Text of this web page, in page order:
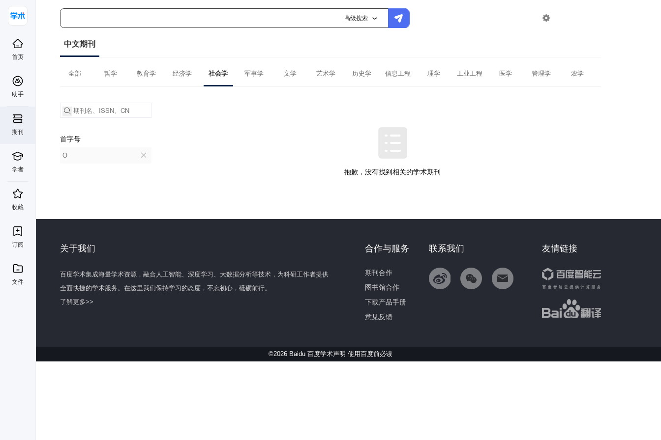
高级搜索 
首页
助手
期刊
学者
收藏
订阅
文件
中文期刊
全部 哲学 教育学 经济学 社会学 军事学 文学 艺术学 历史学 信息工程 理学 工业工程 医学 管理学 农学
首字母
O
抱歉，没有找到相关的学术期刊
关于我们
百度学术集成海量学术资源，融合人工智能、深度学习、大数据分析等技术，为科研工作者提供
全面快捷的学术服务。在这里我们保持学习的态度，不忘初心，砥砺前行。
了解更多>>
友情链接
联系我们
合作与服务
期刊合作
图书馆合作
下载产品手册
意见反馈
©2026 Baidu 百度学术声明 使用百度前必读